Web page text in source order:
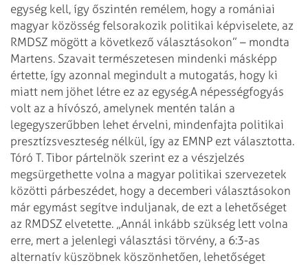
egység kell, így őszintén remélem, hogy a romániai
magyar közösség felsorakozik politikai képviselete, az
RMDSZ mögött a következő választásokon” – mondta
Martens. Szavait természetesen mindenki másképp
értette, így azonnal megindult a mutogatás, hogy ki
miatt nem jöhet létre ez az egység.A népességfogyás
volt az a hívószó, amelynek mentén talán a
legegyszerűbben lehet érvelni, mindenfajta politikai
presztízsveszteség nélkül, így az EMNP ezt választotta.
Tóró T. Tibor pártelnök szerint ez a vészjelzés
megsürgethette volna a magyar politikai szervezetek
közötti párbeszédet, hogy a decemberi választásokon
már egymást segítve induljanak, de ezt a lehetőséget
az RMDSZ elvetette. „Annál inkább szükség lett volna
erre, mert a jelenlegi választási törvény, a 6:3-as
alternatív küszöbnek köszönhetően, lehetőséget